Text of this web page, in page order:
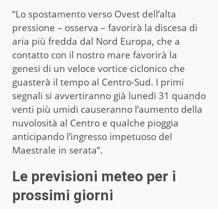
“Lo spostamento verso Ovest dell’alta
pressione – osserva – favorirà la discesa di
aria più fredda dal Nord Europa, che a
contatto con il nostro mare favorirà la
genesi di un veloce vortice ciclonico che
guasterà il tempo al Centro-Sud. I primi
segnali si avvertiranno già lunedì 31 quando
venti più umidi causeranno l’aumento della
nuvolosità al Centro e qualche pioggia
anticipando l’ingresso impetuoso del
Maestrale in serata”.
Le previsioni meteo per i
prossimi giorni